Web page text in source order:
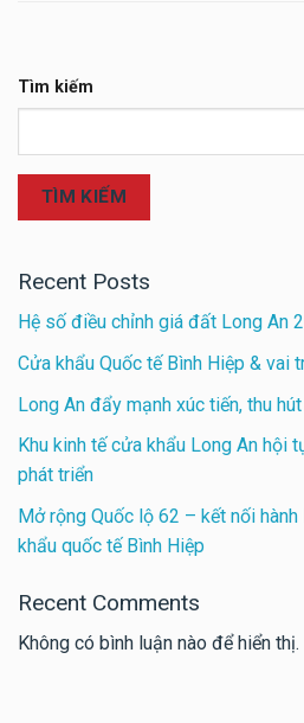
Tìm kiếm
TÌM KIẾM
Recent Posts
Hệ số điều chỉnh giá đất Long An
Cửa khẩu Quốc tế Bình Hiệp & vai
Long An đẩy mạnh xúc tiến, thu
Khu kinh tế cửa khẩu Long An hội
phát triển
Mở rộng Quốc lộ 62 – kết nối
khẩu quốc tế Bình Hiệp
Recent Comments
Không có bình luận nào để hiển thị.